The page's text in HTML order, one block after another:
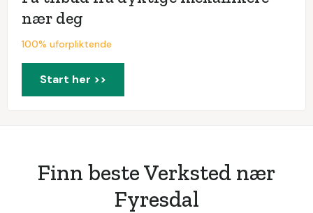
nær deg
100% uforpliktende
Start her >>
Finn beste Verksted nær
Fyresdal